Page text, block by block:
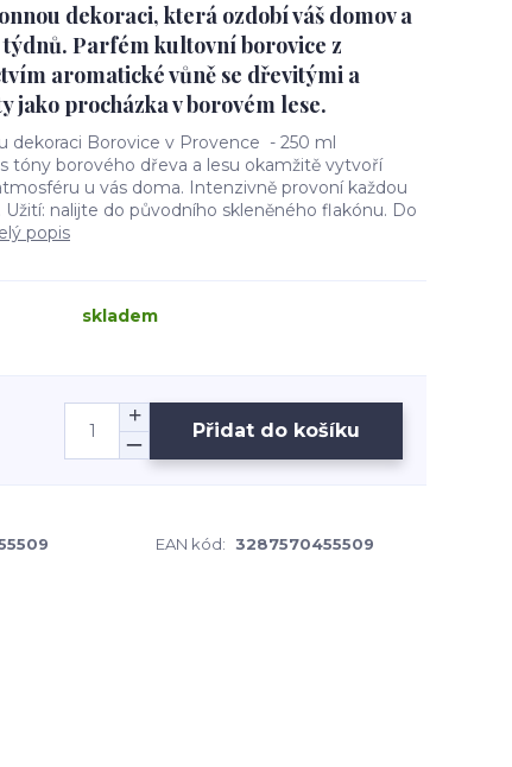
dekoraci, která ozdobí váš domov a
Parfém kultovní borovice z
aromatické vůně se dřevitými a
jako procházka v borovém lese.
dekoraci Borovice v Provence - 250 ml
tóny borového dřeva a lesu okamžitě vytvoří
u vás doma. Intenzivně provoní každou
nalijte do původního skleněného flakónu. Do
popis
skladem
Přidat do košíku
EAN kód: 3287570455509